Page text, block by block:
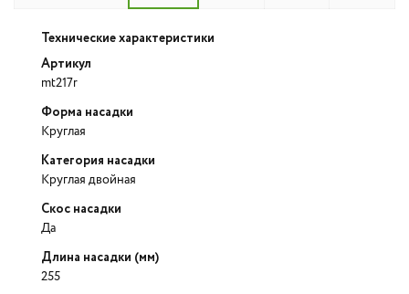
Технические характеристики
Артикул
mt217r
Форма насадки
Круглая
Категория насадки
Круглая двойная
Скос насадки
Да
Длина насадки (мм)
255